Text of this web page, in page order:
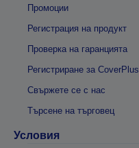
Промоции
Регистрация на продукт
Проверка на гаранцията
Регистриране за CoverPlus
Свържете се с нас
Търсене на търговец
Условия